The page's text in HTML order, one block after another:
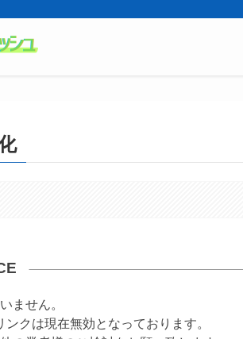
ません。
クは現在無効となっております。